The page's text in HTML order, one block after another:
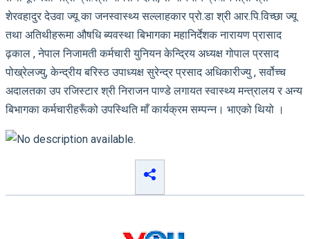
शेरवहादुर देउवा ज्यू का जनस्वास्थ्य सल्लाहकार प्रो.डा श्री आर.पि.विच्छा ज्यू
तथा अतिथीहरूमा औषधि ब्यवस्था बिभागका महानिर्देशक नारायण प्रासाद
ढ़काल , नेपाल निजामती कर्मचारी युनियन केन्द्रिय अध्यक्ष गोपाल प्रसाद
पोख्रेलज्यु, केन्द्रीय बरिस्ठ उपाध्यक्ष सुरेन्द्र प्रसाद अधिकारीज्यु , सर्वोच्च
अदालतका उप रजिस्टार श्री निराजन पाण्डे लगायत स्वास्थ्य मन्त्रालय र अन्य
बिभागका कर्मचारीहरूँको उपस्थिति माँ कार्यक्रम सम्पन्न। भाएको थियो ।